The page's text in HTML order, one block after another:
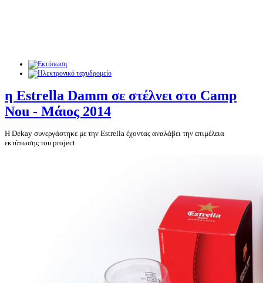
η Estrella Damm σε στέλνει στο Camp
Nou - Μάιος 2014
Η Dekay συνεργάστηκε με την Estrella έχοντας αναλάβει την επιμέλεια
εκτύπωσης του project.